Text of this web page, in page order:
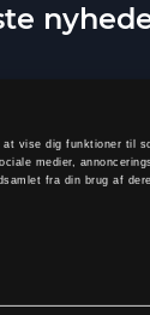
vise dig funktioner til
medier,
fra din brug af